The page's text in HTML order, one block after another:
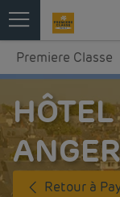
Premiere Classe
Retour à